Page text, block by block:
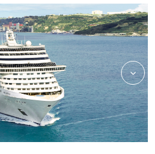
casino